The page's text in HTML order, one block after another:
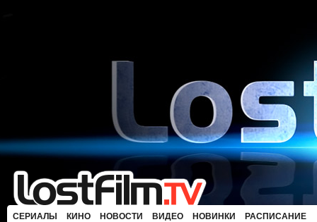
СЕРИАЛЫ КИНО НОВОСТИ ВИДЕО НОВИНКИ РАСПИСАНИЕ